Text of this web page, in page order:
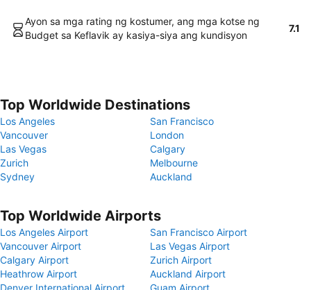
Ayon sa mga rating ng kostumer, ang mga kotse ng
Budget sa Keflavik ay kasiya-siya ang kundisyon
7.1
Top Worldwide Destinations
Los Angeles
San Francisco
Vancouver
London
Las Vegas
Calgary
Zurich
Melbourne
Sydney
Auckland
Top Worldwide Airports
Los Angeles Airport
San Francisco Airport
Vancouver Airport
Las Vegas Airport
Calgary Airport
Zurich Airport
Heathrow Airport
Auckland Airport
Denver International Airport
Guam Airport